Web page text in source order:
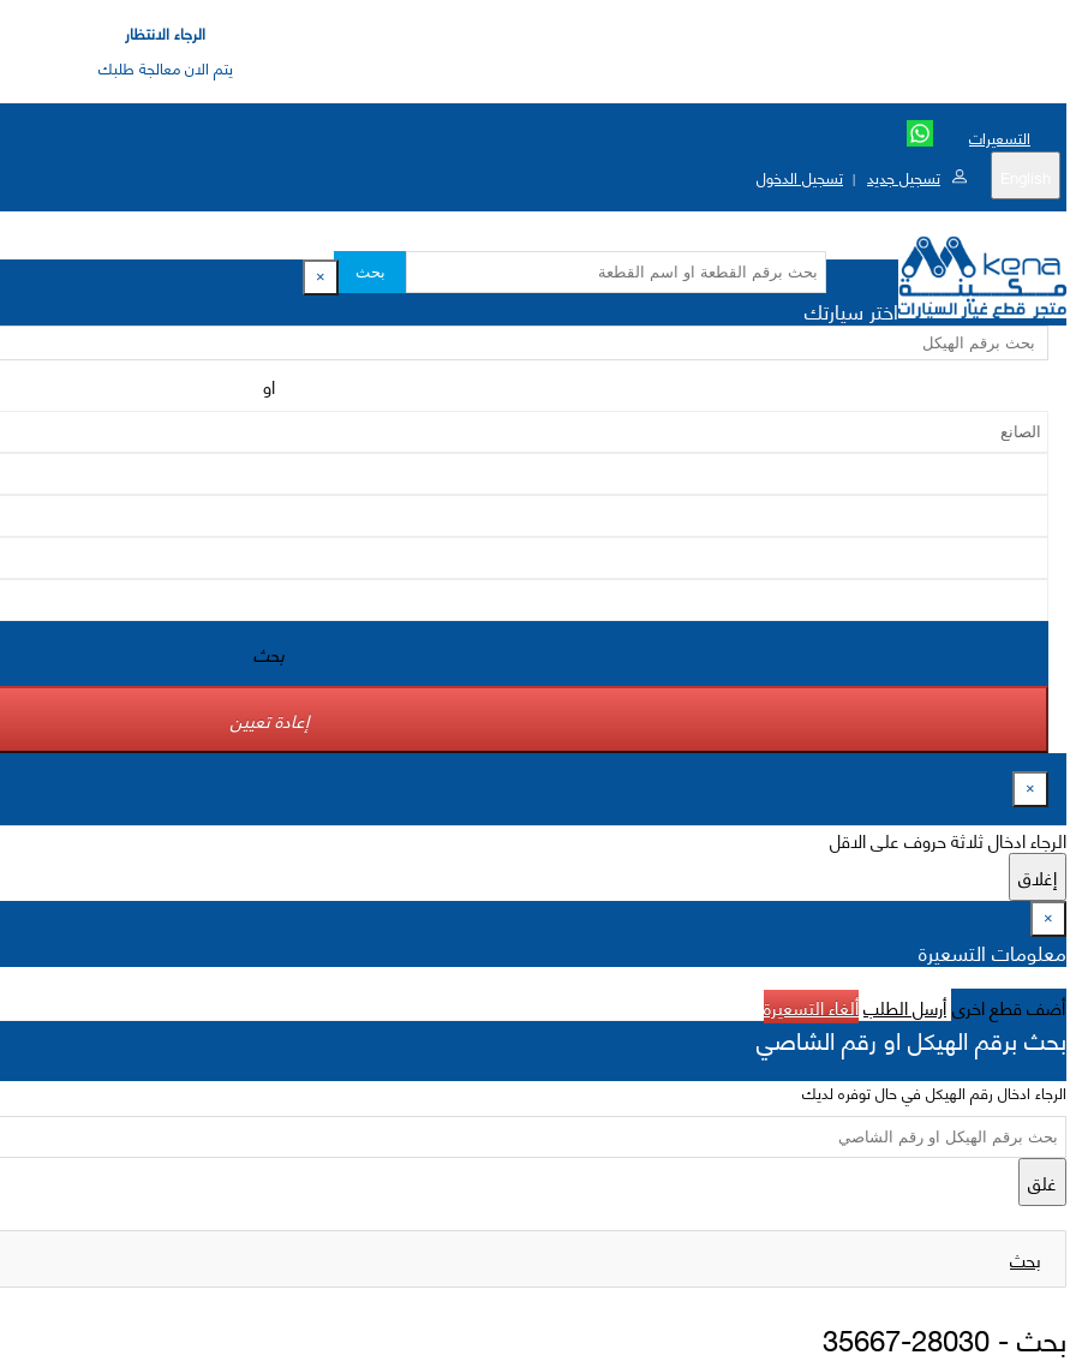
الرجاء الانتظار
يتم الان معالجة طلبك
التسعيرات
تسجيل جديد | تسجيل الدخول
بحث ×
اختر سيارتك
او
بحث
إعادة تعيين
×
الرجاء ادخال ثلاثة حروف على الاقل
إغلاق
×
معلومات التسعيرة
أضف قطع اخرىأرسل الطلبألغاء التسعيرة
بحث برقم الهيكل او رقم الشاصي
الرجاء ادخال رقم الهيكل في حال توفره لديك
غلق
بحث
بحث -35667-28030